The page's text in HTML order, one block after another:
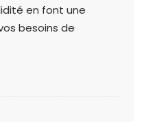
en font une
besoins de